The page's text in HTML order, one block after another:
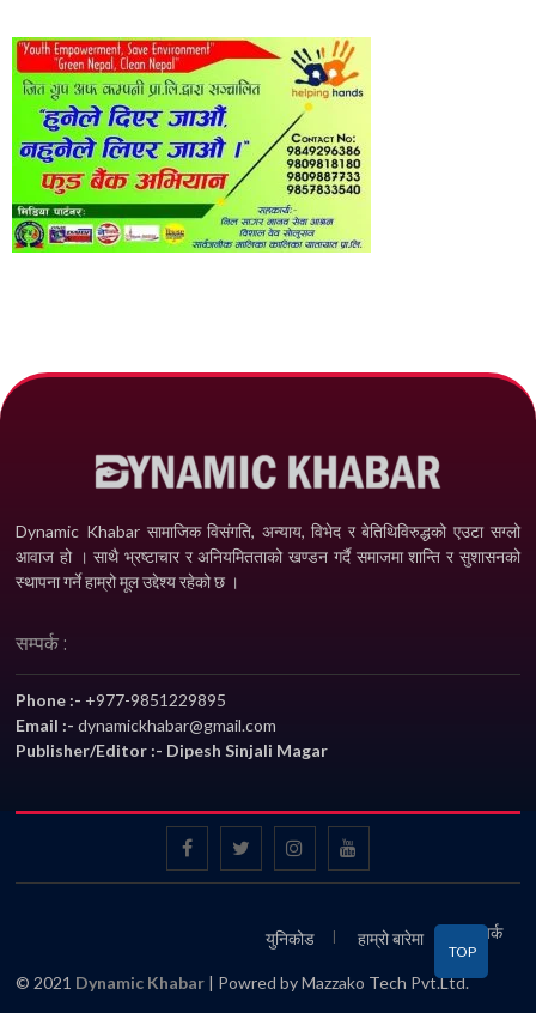
Dynamic Khabar सामाजिक विसंगति, अन्याय, विभेद­ र बेतिथिविरुद्धको एउटा सग्लो
आवाज हो । साथै भ्रष्टाचार र अनियमितताको खण्डन गर्दै समाजमा शान्ति र सुशासनको
स्थापना गर्ने हाम्रो मूल उद्देश्य रहेको छ ।
सम्पर्क :
Phone :- +977-9851229895
Email :-dynamickhabar@gmail.com
Publisher/Editor :- Dipesh Sinjali Magar
युनिकोड हाम्रो बारेमा सम्पर्क
© 2021 Dynamic Khabar | Powred by Mazzako Tech Pvt.Ltd.
TOP